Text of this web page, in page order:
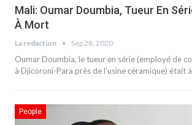
Mali: Oumar Doumbia, Tueur En
À Mort
La redaction Sep 28, 2020
Oumar Doumbia, le tueur en série (employé de
à Djicoroni-Para près de l’usine céramique) était
People